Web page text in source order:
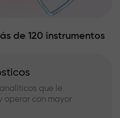
de 120 instrumentos
que le
operar con mayor